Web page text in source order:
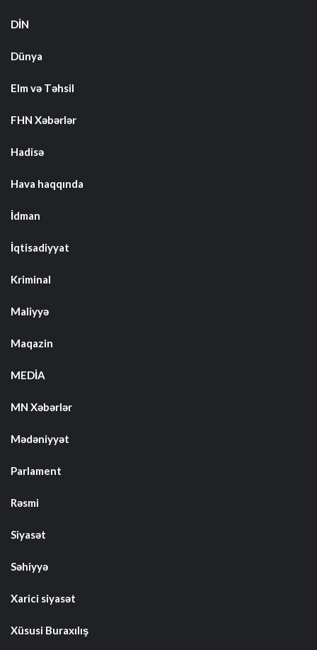
DİN
Dünya
Elm və Təhsil
FHN Xəbərlər
Hadisə
Hava haqqında
İdman
İqtisadiyyat
Kriminal
Maliyyə
Maqazin
MEDİA
MN Xəbərlər
Mədəniyyət
Parlament
Rəsmi
Siyasət
Səhiyyə
Xarici siyasət
Xüsusi Buraxılış